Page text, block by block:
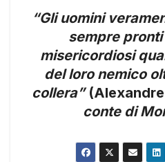
“Gli uomini
sempre
misericordiosi
del loro nemico
collera”(Alexandre
conte di